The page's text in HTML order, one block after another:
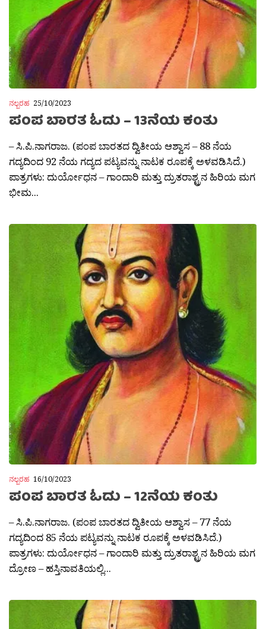
ನಲ್ಬರಹ 25/10/2023
ಪಂಪ ಬಾರತ ಓದು – 13ನೆಯ ಕಂತು
– ಸಿ.ಪಿ.ನಾಗರಾಜ. (ಪಂಪ ಬಾರತದ ದ್ವಿತೀಯ ಆಶ್ವಾಸ – 88 ನೆಯ
ಗದ್ಯದಿಂದ 92 ನೆಯ ಗದ್ಯದ ಪಟ್ಯವನ್ನು ನಾಟಕ ರೂಪಕ್ಕೆ ಅಳವಡಿಸಿದೆ.)
ಪಾತ್ರಗಳು: ದುರ್ಯೋಧನ – ಗಾಂದಾರಿ ಮತ್ತು ದ್ರುತರಾಶ್ಟ್ರನ ಹಿರಿಯ ಮಗ
ಭೀಮ...
ನಲ್ಬರಹ 16/10/2023
ಪಂಪ ಬಾರತ ಓದು – 12ನೆಯ ಕಂತು
– ಸಿ.ಪಿ.ನಾಗರಾಜ. (ಪಂಪ ಬಾರತದ ದ್ವಿತೀಯ ಆಶ್ವಾಸ – 77 ನೆಯ
ಗದ್ಯದಿಂದ 85 ನೆಯ ಪಟ್ಯವನ್ನು ನಾಟಕ ರೂಪಕ್ಕೆ ಅಳವಡಿಸಿದೆ.)
ಪಾತ್ರಗಳು: ದುರ್ಯೋಧನ – ಗಾಂದಾರಿ ಮತ್ತು ದ್ರುತರಾಶ್ಟ್ರನ ಹಿರಿಯ ಮಗ
ದ್ರೋಣ – ಹಸ್ತಿನಾವತಿಯಲ್ಲಿ...